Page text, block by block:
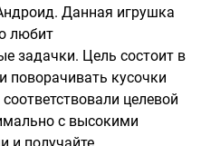
Данная игрушка
любит
задачки. Цель состоит в
поворачивать кусочки
целевой
с высокими